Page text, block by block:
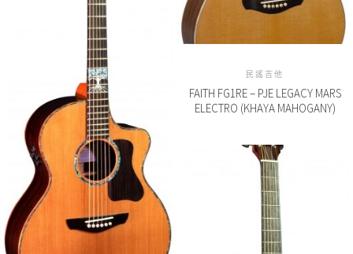
民謠吉他
FAITH FG1RE – PJE LEGACY MARS
ELECTRO (KHAYA MAHOGANY)